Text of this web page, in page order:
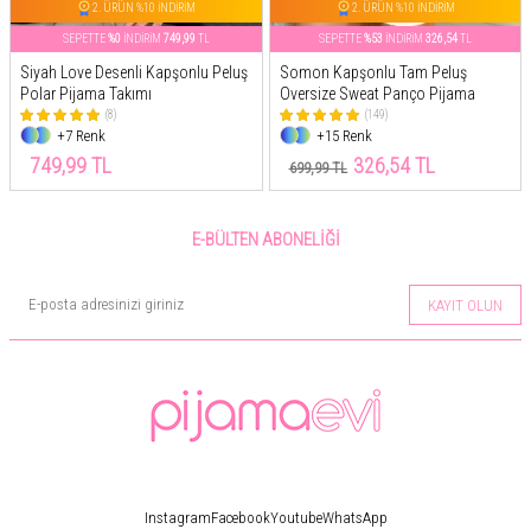
2. ÜRÜN %10 İNDİRİM
SEPETTE%0 İNDİRİM 749,99 TL
Siyah Love Desenli Kapşonlu Peluş
Polar Pijama Takımı
(8)
+7 Renk
749,99 TL
2. ÜRÜN %10 İNDİRİM
SEPETTE%53 İNDİRİM 326,54TL
Somon Kapşonlu Tam Peluş
Oversize Sweat Panço Pijama
(149)
+15 Renk
699,99 TL 326,54 TL
E-BÜLTEN ABONELIĞI
KAYIT OLUN
InstagramFacebookYoutubeWhatsApp